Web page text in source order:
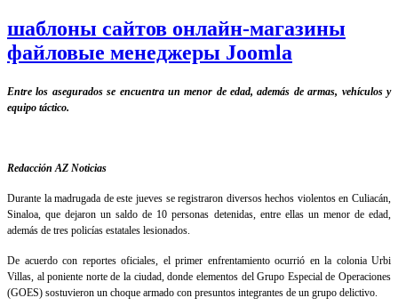
шаблоны сайтов онлайн-магазины
файловые менеджеры Joomla
Entre los asegurados se encuentra un menor de edad, además de armas, vehículos y
equipo táctico.
Redacción AZ Noticias
Durante la madrugada de este jueves se registraron diversos hechos violentos en Culiacán,
Sinaloa, que dejaron un saldo de 10 personas detenidas, entre ellas un menor de edad,
además de tres policías estatales lesionados.
De acuerdo con reportes oficiales, el primer enfrentamiento ocurrió en la colonia Urbi
Villas, al poniente norte de la ciudad, donde elementos del Grupo Especial de Operaciones
(GOES) sostuvieron un choque armado con presuntos integrantes de un grupo delictivo.